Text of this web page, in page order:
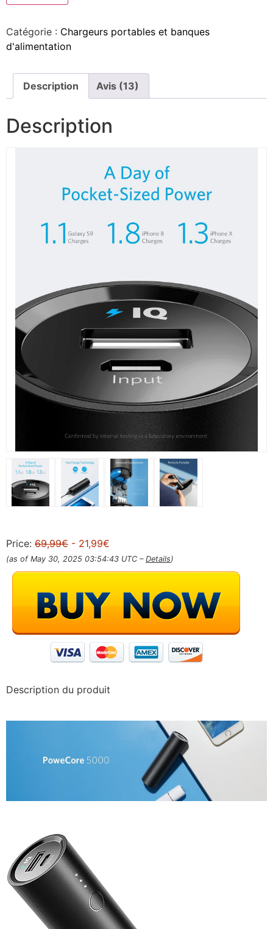
Catégorie : Chargeurs portables et banques
d'alimentation
Description Avis (13)
Description
Price: 69,99€ - 21,99€
(as of May 30, 2025 03:54:43 UTC – Details)
Description du produit